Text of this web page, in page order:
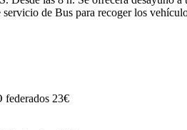
de Bus para recoger los
federados 23€